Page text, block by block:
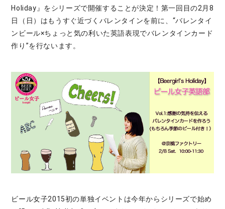
Holiday』をシリーズで開催することが決定！第一回目の2月8
日（日）はもうすぐ近づくバレンタインを前に、“バレンタイ
ンビール×ちょっと気の利いた英語表現でバレンタインカード
作り”を行ないます。
ビール女子2015初の単独イベントは今年からシリーズで始め